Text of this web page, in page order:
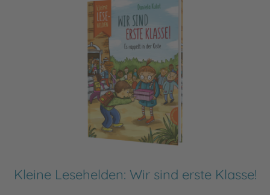
Kleine Lesehelden: Wir sind erste Klasse!